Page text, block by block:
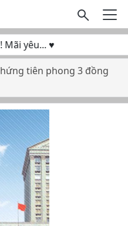
yêu... ♥
tiên phong 3 đồng